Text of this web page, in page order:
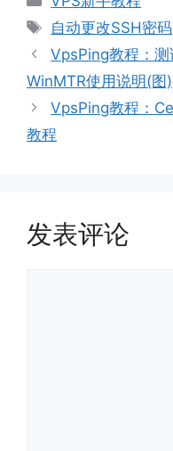
类
标
签
自动更改SSH密码
VpsPing教程：
WinMTR使用说明(图)
VpsPing教程：
教程
发表评论